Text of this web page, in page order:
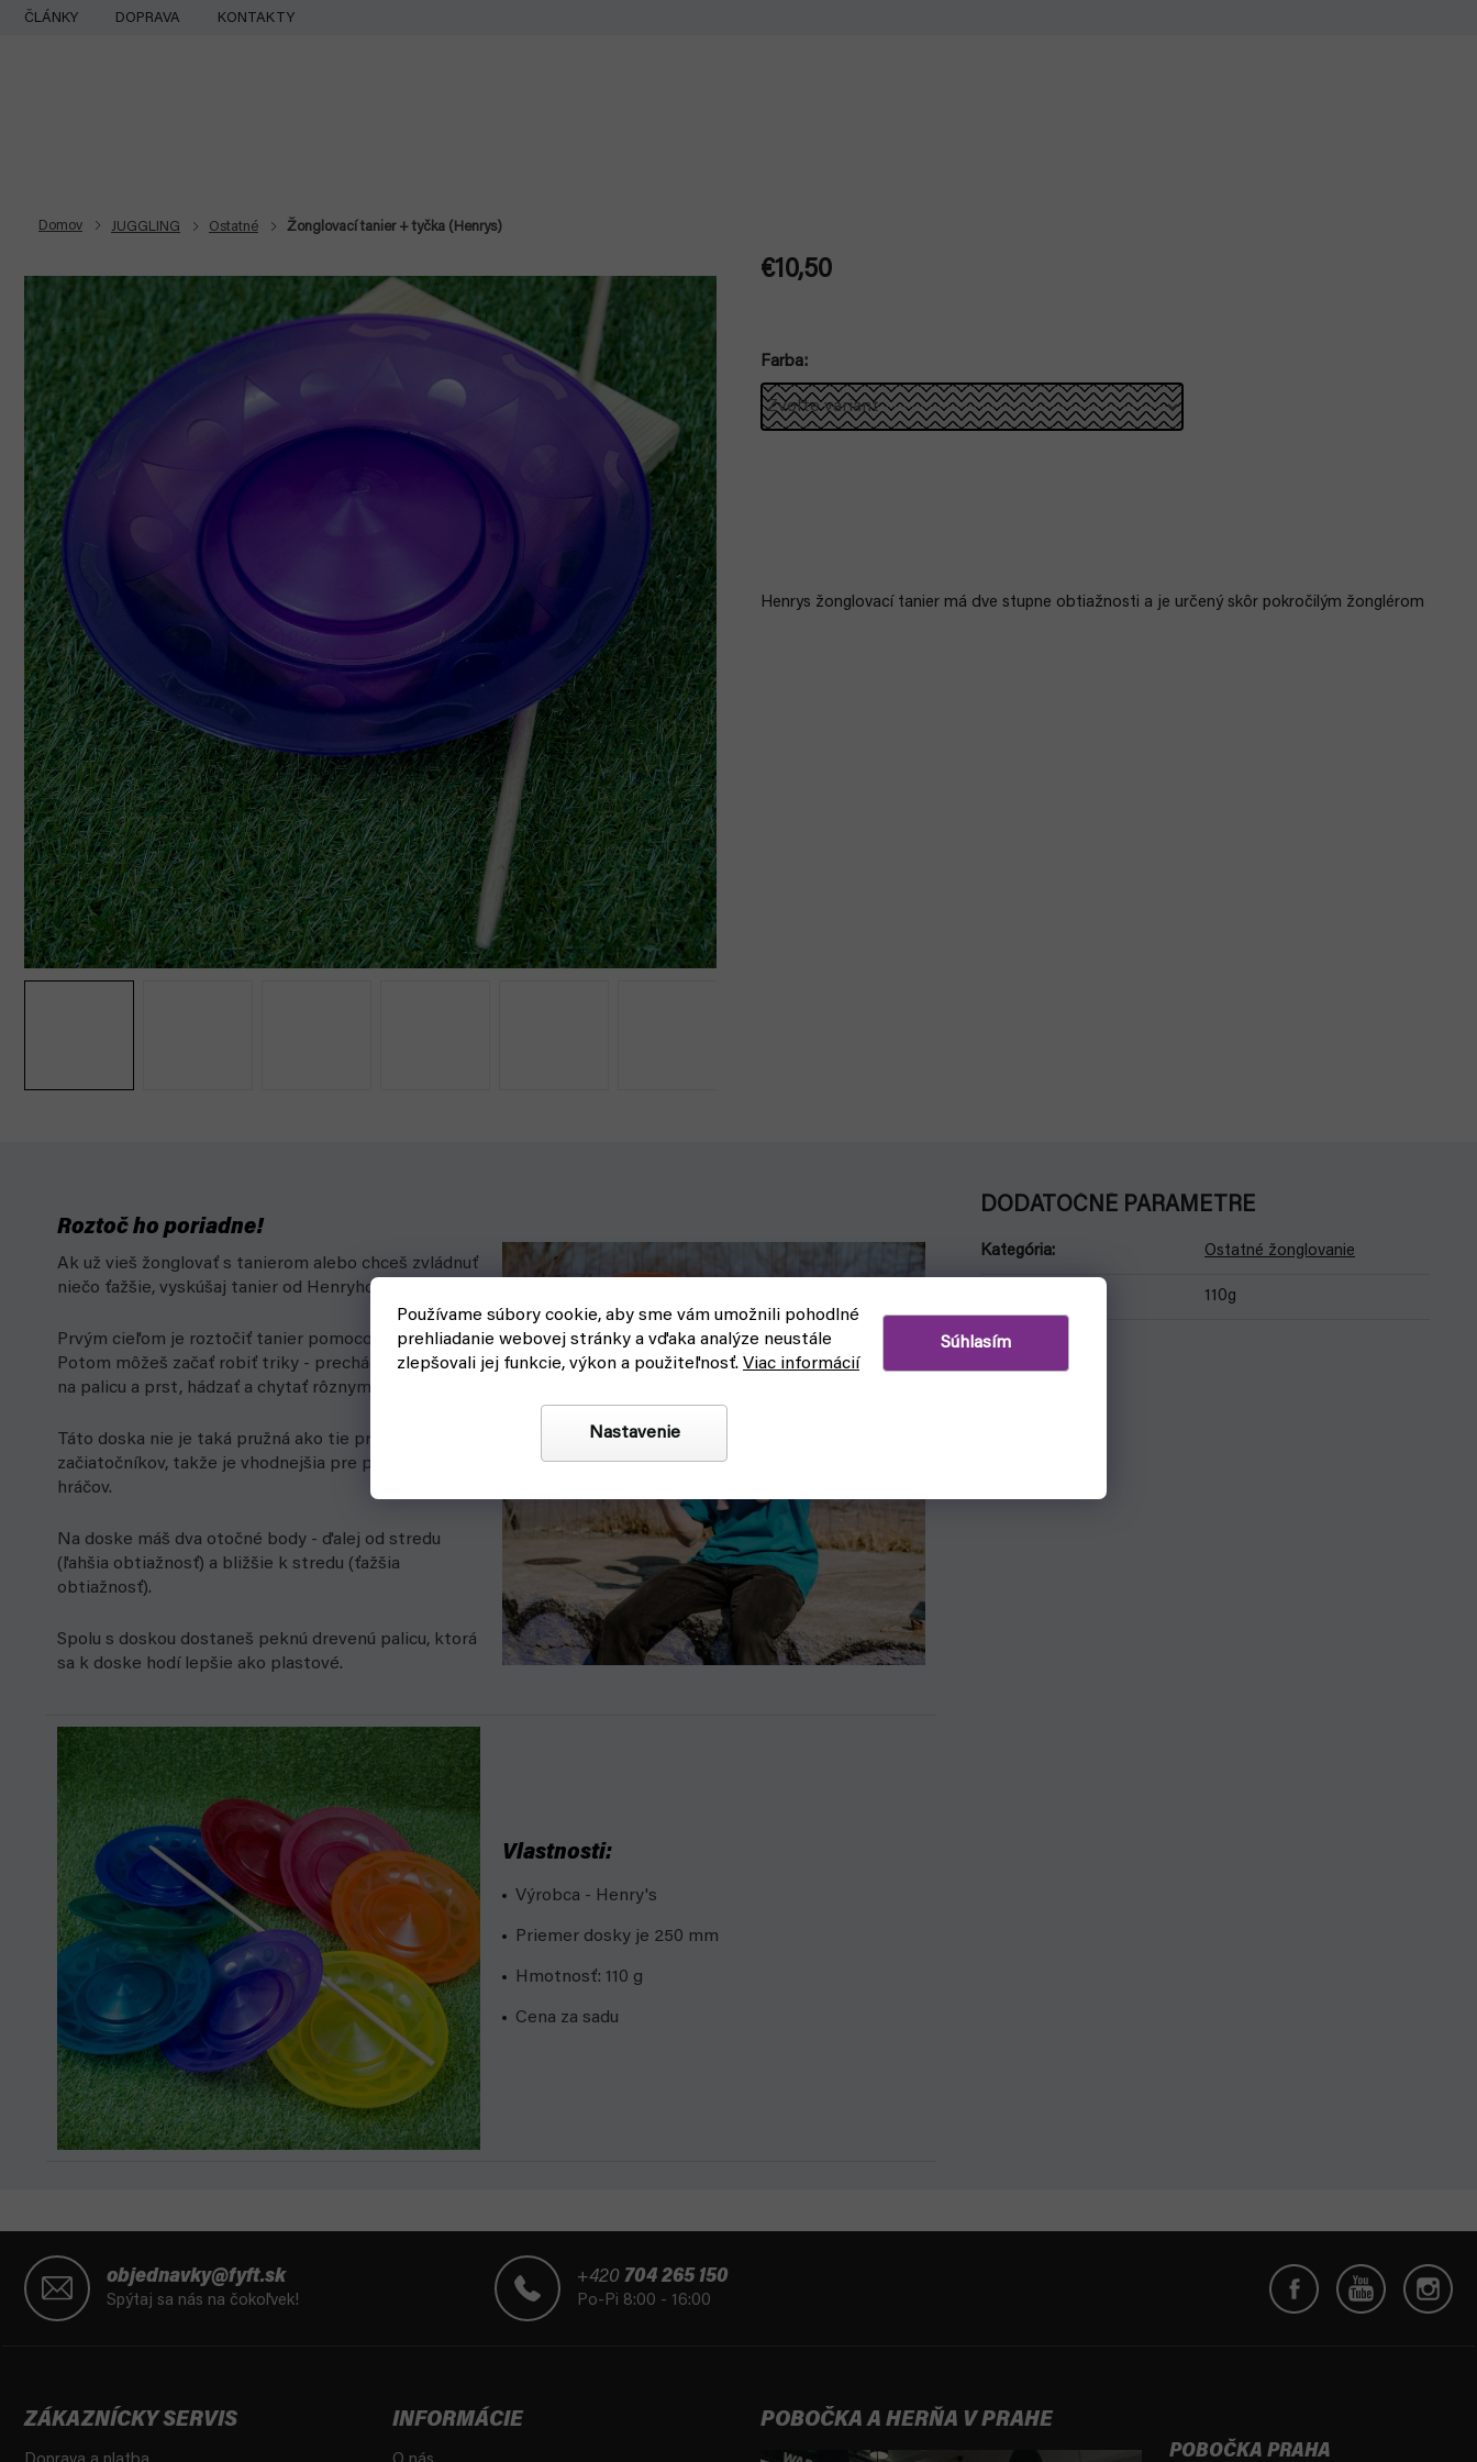
Používame súbory cookie, aby sme vám umožnili pohodlné
prehliadanie webovej stránky a vďaka analýze neustále
zlepšovali jej funkcie, výkon a použiteľnosť. Viac informácií
Nastavenie
Súhlasím
Prejsť
ČLÁNKY DOPRAVA KONTAKTY
Domov JUGGLING Ostatné Žonglovací tanier + tyčka (Henrys)
€10,50
Farba
Henrys žonglovací tanier má dve stupne obtiažnosti a je určený skôr pokročilým žonglérom
Roztoč ho poriadne!
Ak už vieš žonglovať s tanierom alebo chceš zvládnuť
niečo ťažšie, vyskúšaj tanier od Henryho.
Prvým cieľom je roztočiť tanier pomocou tyče.
Potom môžeš začať robiť triky - prechádzať z palice
na palicu a prst, hádzať a chytať rôznymi spôsobmi.
Táto doska nie je taká pružná ako tie pre
začiatočníkov, takže je vhodnejšia pre pokročilých
hráčov.
Na doske máš dva otočné body - ďalej od stredu
(ľahšia obtiažnosť) a bližšie k stredu (ťažšia
obtiažnosť).
Spolu s doskou dostaneš peknú drevenú palicu, ktorá
sa k doske hodí lepšie ako plastové.
Vlastnosti:
Výrobca - Henry's
Priemer dosky je 250 mm
Hmotnosť: 110 g
Cena za sadu
DODATOČNÉ PARAMETRE
Kategória: Ostatné žonglovanie
110g
objednavky@fyft.sk
Spýtaj sa nás na čokoľvek!
+420 704 265 150
Po-Pi 8:00 - 16:00
ZÁKAZNÍCKY SERVIS INFORMÁCIE POBOČKA A HERŇA V PRAHE
POBOČKA PRAHA